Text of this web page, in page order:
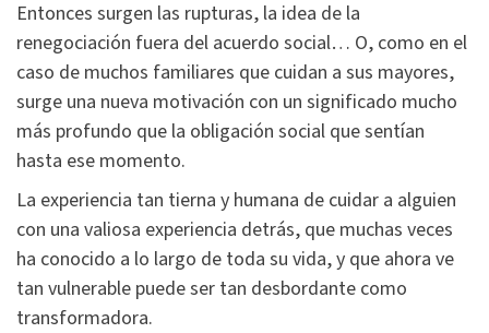
Entonces surgen las rupturas, la idea de la
renegociación fuera del acuerdo social… O, como en el
caso de muchos familiares que cuidan a sus mayores,
surge una nueva motivación con un significado mucho
más profundo que la obligación social que sentían
hasta ese momento.
La experiencia tan tierna y humana de cuidar a alguien
con una valiosa experiencia detrás, que muchas veces
ha conocido a lo largo de toda su vida, y que ahora ve
tan vulnerable puede ser tan desbordante como
transformadora.